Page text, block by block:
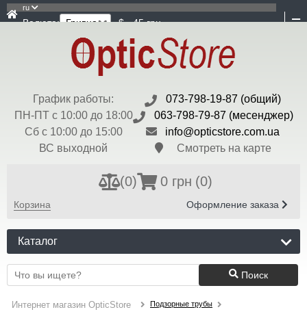
ru
Валюта: $ - 45 грн
График работы:
ПН-ПТ с 10:00 до 18:00
Сб с 10:00 до 15:00
ВС выходной
073-798-19-87 (общий)
063-798-79-87 (месенджер)
info@opticstore.com.ua
Смотреть на карте
(0) 0 грн (0)
Корзина Оформление заказа
Каталог
Поиск
Интернет магазин OpticStore Подзорные трубы